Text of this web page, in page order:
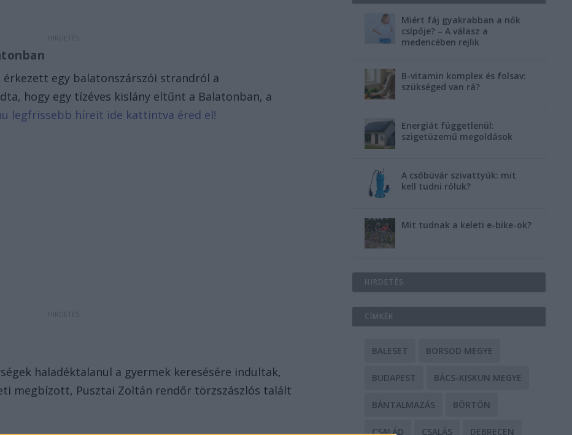
egy balatonszárszói strandról a
hogy egy tízéves kislány eltűnt a Balatonban, a
legfrissebb híreit ide kattintva éred el!
haladéktalanul a gyermek keresésére indultak,
megbízott, Pusztai Zoltán rendőr törzszászlós talált
Miért fáj gyakrabban a nők
csípője? – A válasz a
medencében rejlik
B-vitamin komplex és folsav:
szükséged van rá?
Energiát függetlenül:
szigetüzemű megoldások
A csőbúvár szivattyúk: mit
kell tudni róluk?
Mit tudnak a keleti e-bike-ok?
HIRDETÉS
CÍMKÉK
BALESET BORSOD MEGYE
BUDAPEST BÁCS-KISKUN MEGYE
BÁNTALMAZÁS BÖRTÖN
CSALÁD CSALÁS DEBRECEN